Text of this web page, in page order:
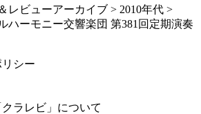
レビューアーカイブ > 2010年代 >
ハーモニー交響楽団 第381回定期演奏
シー
ラレビ」について